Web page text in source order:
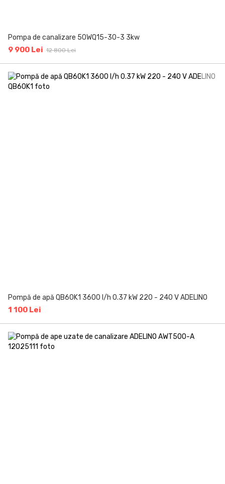
Pompa de canalizare 50WQ15-30-3 3kw
9 900 Lei 12 800 Lei
Pompă de apă QB60K1 3600 l/h 0.37 kW 220 - 240 V ADELINO
1 100 Lei